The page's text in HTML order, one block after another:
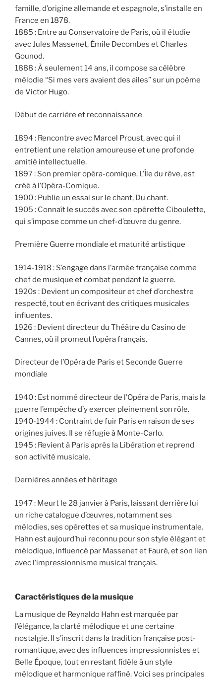
famille, d’origine allemande et espagnole, s’installe en
France en 1878.
1885 : Entre au Conservatoire de Paris, où il étudie
avec Jules Massenet, Émile Decombes et Charles
Gounod.
1888 : À seulement 14 ans, il compose sa célèbre
mélodie “Si mes vers avaient des ailes” sur un poème
de Victor Hugo.
Début de carrière et reconnaissance
1894 : Rencontre avec Marcel Proust, avec qui il
entretient une relation amoureuse et une profonde
amitié intellectuelle.
1897 : Son premier opéra-comique, L’Île du rêve, est
créé à l’Opéra-Comique.
1900 : Publie un essai sur le chant, Du chant.
1905 : Connaît le succès avec son opérette Ciboulette,
qui s’impose comme un chef-d’œuvre du genre.
Première Guerre mondiale et maturité artistique
1914-1918 : S’engage dans l’armée française comme
chef de musique et combat pendant la guerre.
1920s : Devient un compositeur et chef d’orchestre
respecté, tout en écrivant des critiques musicales
influentes.
1926 : Devient directeur du Théâtre du Casino de
Cannes, où il promeut l’opéra français.
Directeur de l’Opéra de Paris et Seconde Guerre
mondiale
1940 : Est nommé directeur de l’Opéra de Paris, mais la
guerre l’empêche d’y exercer pleinement son rôle.
1940-1944 : Contraint de fuir Paris en raison de ses
origines juives. Il se réfugie à Monte-Carlo.
1945 : Revient à Paris après la Libération et reprend
son activité musicale.
Dernières années et héritage
1947 : Meurt le 28 janvier à Paris, laissant derrière lui
un riche catalogue d’œuvres, notamment ses
mélodies, ses opérettes et sa musique instrumentale.
Hahn est aujourd’hui reconnu pour son style élégant et
mélodique, influencé par Massenet et Fauré, et son lien
avec l’impressionnisme musical français.
Caractéristiques de la musique
La musique de Reynaldo Hahn est marquée par
l’élégance, la clarté mélodique et une certaine
nostalgie. Il s’inscrit dans la tradition française post-
romantique, avec des influences impressionnistes et
Belle Époque, tout en restant fidèle à un style
mélodique et harmonique raffiné. Voici ses principales